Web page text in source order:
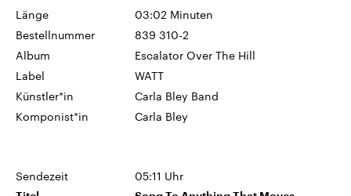
Länge
03:02 Minuten
Bestellnummer
839 310-2
Album
Escalator Over The Hill
Label
WATT
Künstler*in
Carla Bley Band
Komponist*in
Carla Bley
Sendezeit 05:11 Uhr